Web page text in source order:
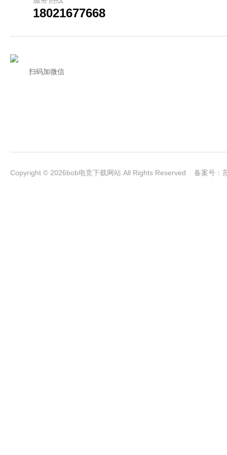
18021677668
扫码加微信
Copyright © 2026bob电竞下载网站 All Rights Reserved 备案号：